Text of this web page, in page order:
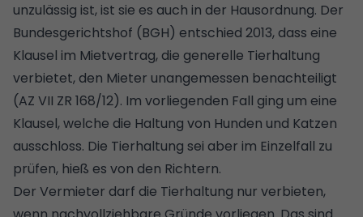
unzulässig ist, ist sie es auch in der Hausordnung. Der
Bundesgerichtshof (BGH) entschied 2013, dass eine
Klausel im Mietvertrag, die generelle Tierhaltung
verbietet, den Mieter unangemessen benachteiligt
(AZ VII ZR 168/12). Im vorliegenden Fall ging um eine
Klausel, welche die Haltung von Hunden und Katzen
ausschloss. Die Tierhaltung sei aber im Einzelfall zu
prüfen, hieß es von den Richtern.
Der Vermieter darf die Tierhaltung nur verbieten,